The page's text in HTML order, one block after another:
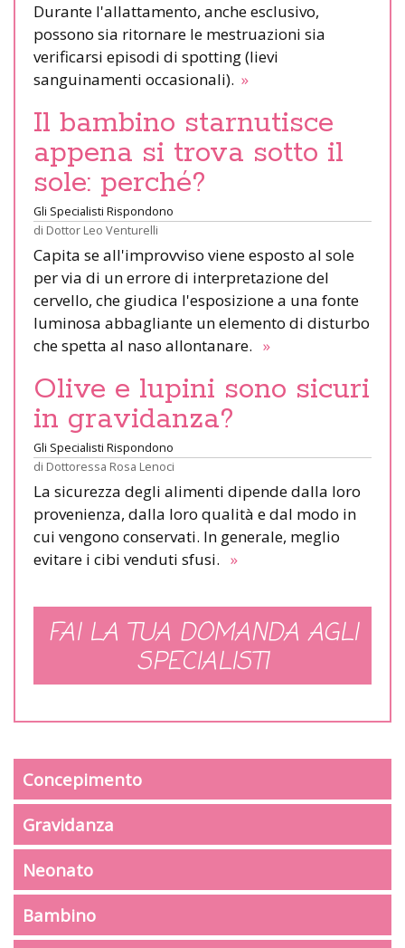
Durante l'allattamento, anche esclusivo,
possono sia ritornare le mestruazioni sia
verificarsi episodi di spotting (lievi
sanguinamenti occasionali). »
Il bambino starnutisce
appena si trova sotto il
sole: perché?
Gli Specialisti Rispondono
di Dottor Leo Venturelli
Capita se all'improvviso viene esposto al sole
per via di un errore di interpretazione del
cervello, che giudica l'esposizione a una fonte
luminosa abbagliante un elemento di disturbo
che spetta al naso allontanare. »
Olive e lupini sono sicuri
in gravidanza?
Gli Specialisti Rispondono
di Dottoressa Rosa Lenoci
La sicurezza degli alimenti dipende dalla loro
provenienza, dalla loro qualità e dal modo in
cui vengono conservati. In generale, meglio
evitare i cibi venduti sfusi. »
FAI LA TUA DOMANDA AGLI
SPECIALISTI
Concepimento
Gravidanza
Neonato
Bambino